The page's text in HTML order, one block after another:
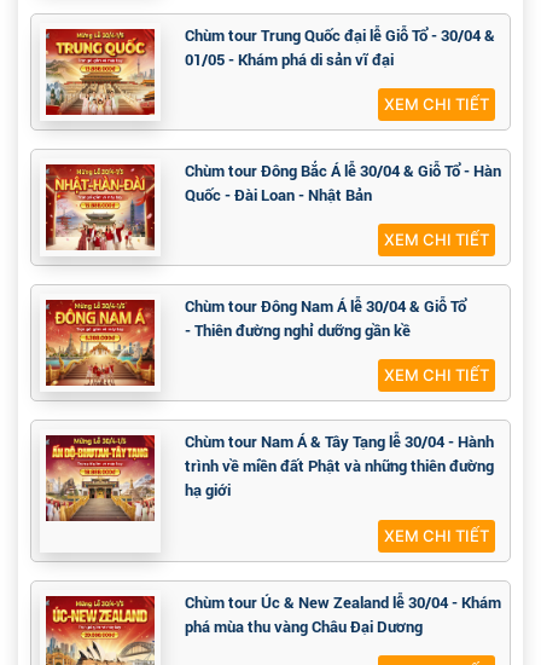
Chùm tour Trung Quốc đại lễ Giỗ Tổ - 30/04 &
01/05 - Khám phá di sản vĩ đại
XEM CHI TIẾT
Chùm tour Đông Bắc Á lễ 30/04 & Giỗ Tổ - Hàn
Quốc - Đài Loan - Nhật Bản
XEM CHI TIẾT
Chùm tour Đông Nam Á lễ 30/04 & Giỗ Tổ
- Thiên đường nghỉ dưỡng gần kề
XEM CHI TIẾT
Chùm tour Nam Á & Tây Tạng lễ 30/04 - Hành
trình về miền đất Phật và những thiên đường
hạ giới
XEM CHI TIẾT
Chùm tour Úc & New Zealand lễ 30/04 - Khám
phá mùa thu vàng Châu Đại Dương